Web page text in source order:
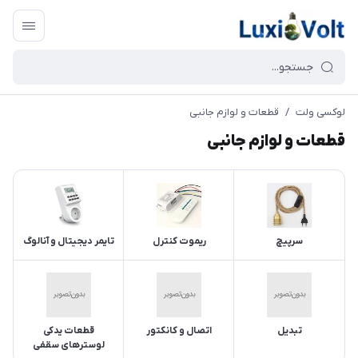
لوکسی ولت / قطعات و لوازم جانبی
قطعات و لوازم جانبی
سرپیچ ریموت کنترل تایمر دیجیتال و آنالوگ
تبدیل اتصال و کانکتور
قطعات یدکی
لوسترهای سقفی